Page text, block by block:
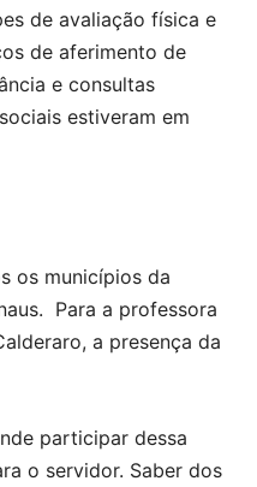
de avaliação física e
de aferimento de
e consultas
estiveram em
os municípios da
Para a professora
a presença da
participar dessa
o servidor. Saber dos